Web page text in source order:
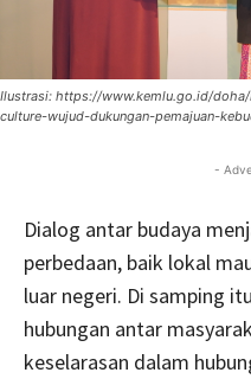
Ilustrasi: https://www.kemlu.go.id/
culture-wujud-dukungan-pemajuan-
-
Dialog antar budaya
perbedaan, baik lokal
luar negeri. Di samping
hubungan antar
keselarasan dalam